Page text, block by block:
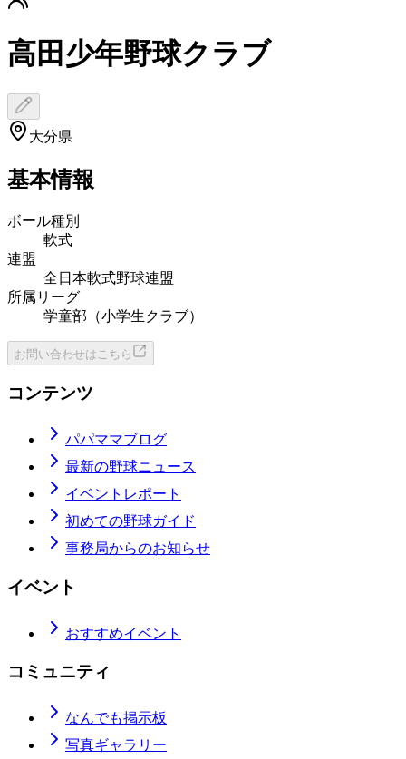
高田少年野球クラブ
大分県
基本情報
ボール種別
軟式
連盟
全日本軟式野球連盟
所属リーグ
学童部（小学生クラブ）
お問い合わせはこちら
コンテンツ
パパママブログ
最新の野球ニュース
イベントレポート
初めての野球ガイド
事務局からのお知らせ
イベント
おすすめイベント
コミュニティ
なんでも掲示板
写真ギャラリー